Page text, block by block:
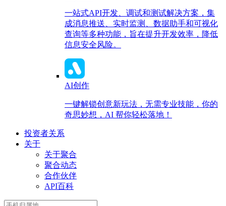
一站式API开发、调试和测试解决方案，集
成消息推送、实时监测、数据助手和可视化
查询等多种功能，旨在提升开发效率，降低
信息安全风险。
AI创作
一键解锁创意新玩法，无需专业技能，你的
奇思妙想，AI 帮你轻松落地！
投资者关系
关于
关于聚合
聚合动态
合作伙伴
API百科